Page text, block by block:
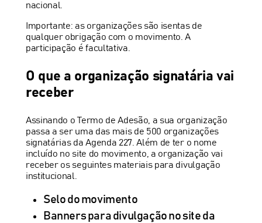
nacional.
Importante: as organizações são isentas de
qualquer obrigação com o movimento. A
participação é facultativa.
O que a organização signatária vai
receber
Assinando o Termo de Adesão, a sua organização
passa a ser uma das mais de 500 organizações
signatárias da Agenda 227. Além de ter o nome
incluído no site do movimento, a organização vai
receber os seguintes materiais para divulgação
institucional.
Selo do movimento
Banners para divulgação no site da